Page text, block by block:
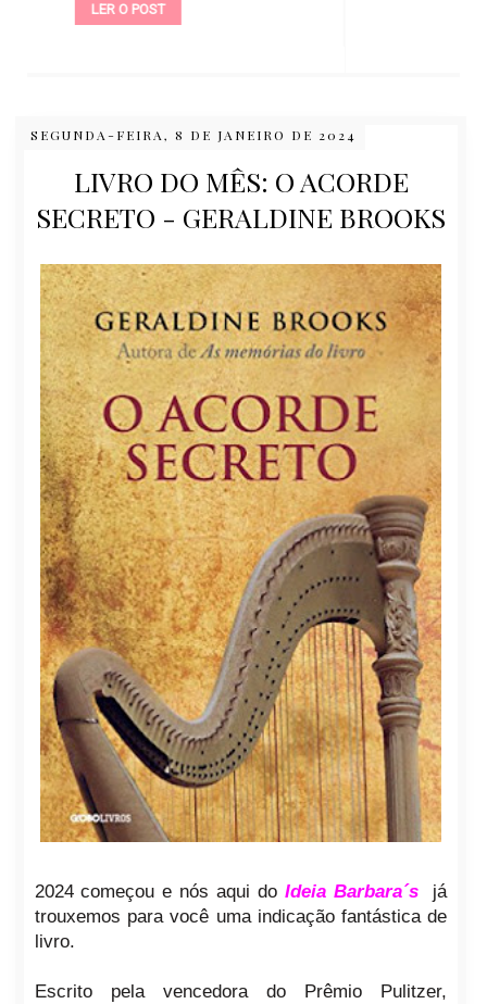
SEGUNDA-FEIRA, 8 DE JANEIRO DE 2024
LIVRO DO MÊS: O ACORDE
SECRETO - GERALDINE BROOKS
2024 começou e nós aqui do Ideia Barbara´s
já
trouxemos para você uma indicação fantástica de
livro.
Escrito pela vencedora do Prêmio Pulitzer,